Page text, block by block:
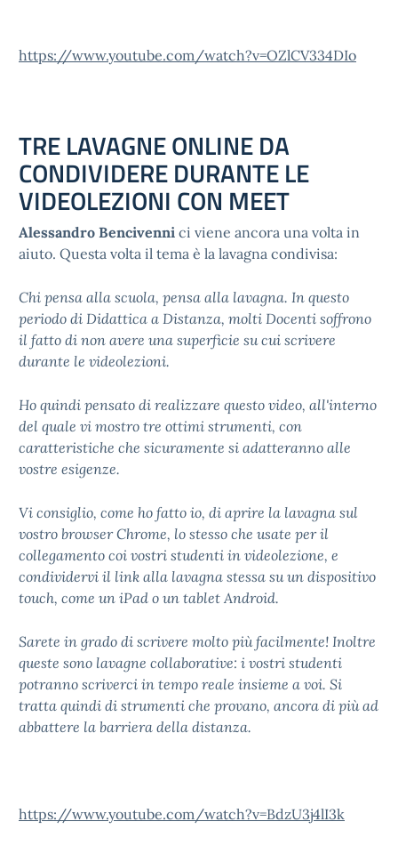
https://www.youtube.com/watch?v=OZlCV334DIo
TRE LAVAGNE ONLINE DA
CONDIVIDERE DURANTE LE
VIDEOLEZIONI CON MEET
Alessandro Bencivenni ci viene ancora una volta in
aiuto. Questa volta il tema è la lavagna condivisa:
Chi pensa alla scuola, pensa alla lavagna. In questo
periodo di Didattica a Distanza, molti Docenti soffrono
il fatto di non avere una superficie su cui scrivere
durante le videolezioni.
Ho quindi pensato di realizzare questo video, all'interno
del quale vi mostro tre ottimi strumenti, con
caratteristiche che sicuramente si adatteranno alle
vostre esigenze.
Vi consiglio, come ho fatto io, di aprire la lavagna sul
vostro browser Chrome, lo stesso che usate per il
collegamento coi vostri studenti in videolezione, e
condividervi il link alla lavagna stessa su un dispositivo
touch, come un iPad o un tablet Android.
Sarete in grado di scrivere molto più facilmente! Inoltre
queste sono lavagne collaborative: i vostri studenti
potranno scriverci in tempo reale insieme a voi. Si
tratta quindi di strumenti che provano, ancora di più ad
abbattere la barriera della distanza.
https://www.youtube.com/watch?v=BdzU3j4lI3k